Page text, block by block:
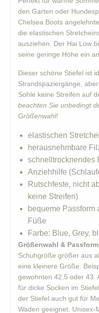
den Garten oder
Chelsea Boots
die elastischen
ausziehen. Der Hai Low
seine geringe Höhe ein
Dieser schöne Stiefel ist
Strandspaziergänge,
Sohle keine Streifen auf
beachten Sie unbedingt
Größenwahl!
elastischen
herausnehmbare
schnelltrocknendes
Anziehhilfe
Rutschfeste, nicht
keine Streifen)
bequeme Passform
Füße
Farbe: Blue, Grey,
Größenwahl &
Schuhgröße größer aus
eine kleinere Größe.
gewohnten 42,5 oder 43.
für dicke Socken im
der Stiefel auch gut für
Waden geeignet.